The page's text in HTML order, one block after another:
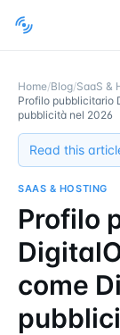
Home/Blog/SaaS &
Profilo pubblicitario
pubblicità nel 2026
Read this
SAAS & HOSTING
Profilo
come